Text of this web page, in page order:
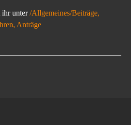
ihr unter/Allgemeines/Beiträge,
Anträge